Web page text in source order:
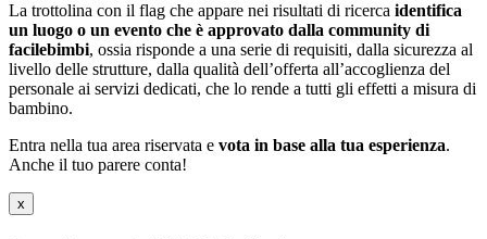
La trottolina con il flag che appare nei risultati di ricerca identifica
un luogo o un evento che è approvato dalla community di
facilebimbi, ossia risponde a una serie di requisiti, dalla sicurezza al
livello delle strutture, dalla qualità dell’offerta all’accoglienza del
personale ai servizi dedicati, che lo rende a tutti gli effetti a misura di
bambino.
Entra nella tua area riservata e vota in base alla tua esperienza.
Anche il tuo parere conta!
x